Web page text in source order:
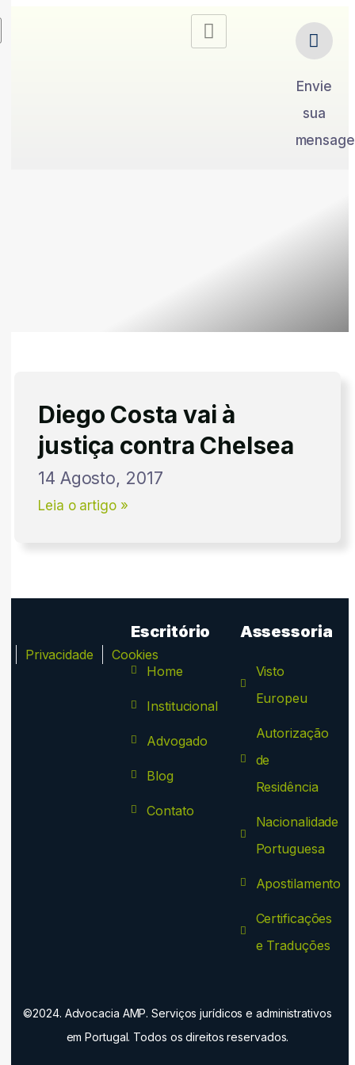
Envie
sua
Diego Costa vai à
justiça contra Chelsea
14 Agosto, 2017
Leia o artigo »
Privacidade Cookies
Escritório
Home
Institucional
Advogado
Blog
Contato
Assessoria
Visto
Europeu
Autorização
de
Residência
Nacionalidade
Portuguesa
Apostilamento
Certificações
e Traduções
©2024. Advocacia AMP. Serviços jurídicos e administrativos
em Portugal. Todos os direitos reservados.